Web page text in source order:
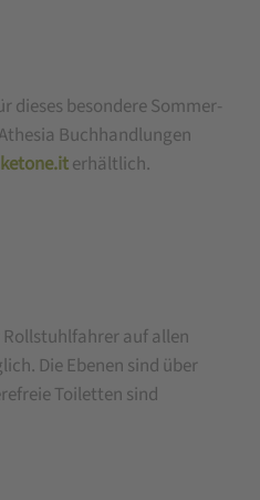
dieses besondere Sommer-
Buchhandlungen
erhältlich.
auf allen
Die Ebenen sind über
Toiletten sind